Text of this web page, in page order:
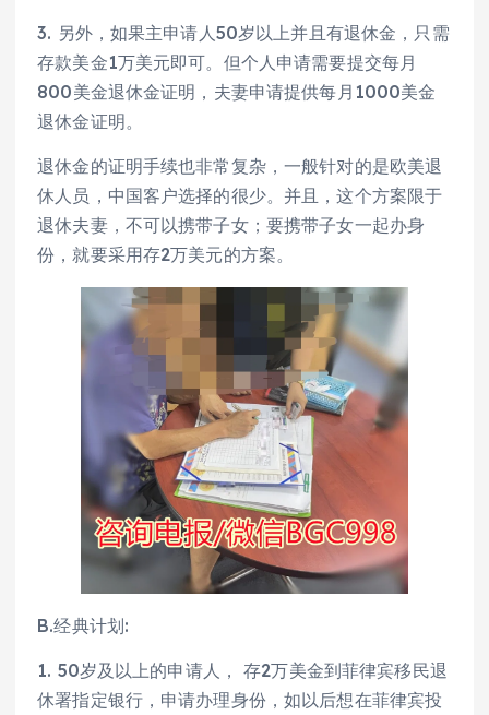
3. 另外，如果主申请人50岁以上并且有退休金，只需
存款美金1万美元即可。但个人申请需要提交每月
800美金退休金证明，夫妻申请提供每月1000美金
退休金证明。
退休金的证明手续也非常复杂，一般针对的是欧美退
休人员，中国客户选择的很少。并且，这个方案限于
退休夫妻，不可以携带子女；要携带子女一起办身
份，就要采用存2万美元的方案。
B.经典计划:
1. 50岁及以上的申请人， 存2万美金到菲律宾移民退
休署指定银行，申请办理身份，如以后想在菲律宾投